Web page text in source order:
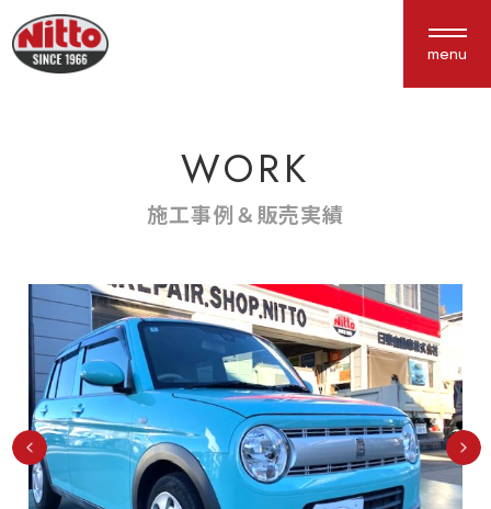
menu
私たちについて
会社概要
アクセス
Service
サービス紹介
鈑金塗装
保険
新車中古車販売
カスタム
Works
施工＆販売実績
Interview
お客様の声
WORK
施工事例＆販売実績